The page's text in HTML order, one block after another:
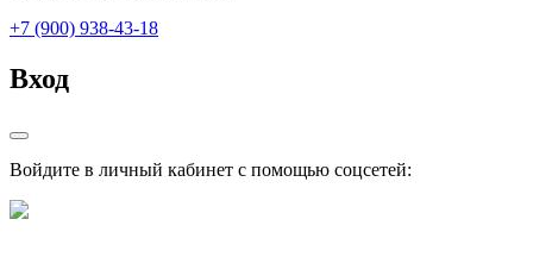
+7 (900) 938-43-18
Вход
Войдите в личный кабинет с помощью соцсетей: